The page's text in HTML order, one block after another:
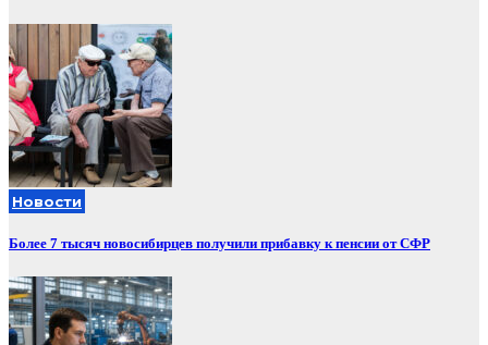
Новости
Более 7 тысяч новосибирцев получили прибавку к пенсии от СФР